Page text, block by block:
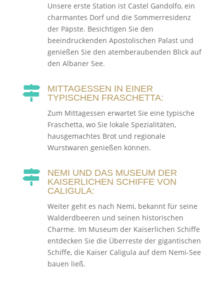
Unsere erste Station ist Castel Gandolfo, ein
charmantes Dorf und die Sommerresidenz
der Päpste. Besichtigen Sie den
beeindruckenden Apostolischen Palast und
genießen Sie den atemberaubenden Blick auf
den Albaner See.

MITTAGESSEN IN EINER
TYPISCHEN FRASCHETTA:
Zum Mittagessen erwartet Sie eine typische
Fraschetta, wo Sie lokale Spezialitäten,
hausgemachtes Brot und regionale
Wurstwaren genießen können.

NEMI UND DAS MUSEUM DER
KAISERLICHEN SCHIFFE VON
CALIGULA:
Weiter geht es nach Nemi, bekannt für seine
Walderdbeeren und seinen historischen
Charme. Im Museum der Kaiserlichen Schiffe
entdecken Sie die Überreste der gigantischen
Schiffe, die Kaiser Caligula auf dem Nemi-See
bauen ließ.